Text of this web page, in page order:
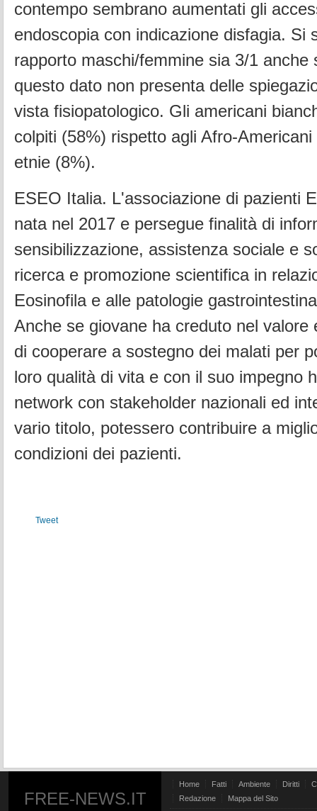
contempo sembrano aumentati gli
endoscopia con indicazione disfagia. Si
rapporto maschi/femmine sia 3/1 anche
questo dato non presenta delle
vista fisiopatologico. Gli americani
colpiti (58%) rispetto agli Afro-
etnie (8%).
ESEO Italia. L'associazione di pazienti
nata nel 2017 e persegue finalità di
sensibilizzazione, assistenza sociale e
ricerca e promozione scientifica in
Eosinofila e alle patologie
Anche se giovane ha creduto nel valore
di cooperare a sostegno dei malati per
loro qualità di vita e con il suo impegno
network con stakeholder nazionali ed
vario titolo, potessero contribuire a
condizioni dei pazienti.
Tweet
FREE-NEWS.IT
Home Fatti Ambiente Diritti
Redazione
Mappa del Sito